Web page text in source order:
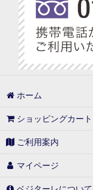
ホーム
ショッピングカート
ご利用案内
マイページ